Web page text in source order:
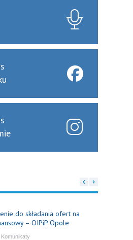
do składania ofert na
– OIPiP Opole
Komunikaty